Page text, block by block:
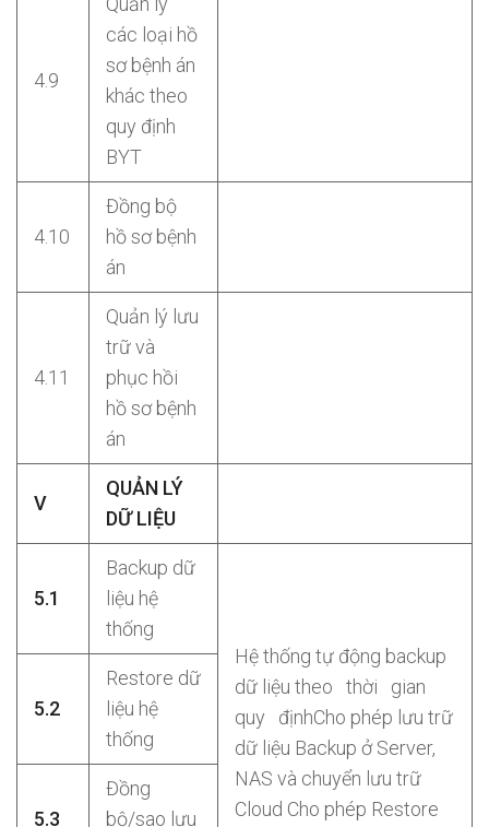
4.9
các loại hồ
sơ bệnh án
khác theo
quy định
BYT
4.10
Đồng bộ
hồ sơ bệnh
án
4.11
Quản lý lưu
trữ và
phục hồi
hồ sơ bệnh
án
V
QUẢN LÝ
DỮ LIỆU
5.1
Backup dữ
liệu hệ
thống
Hệ thống tự động backup
dữ liệu theo thời gian
quy địnhCho phép lưu trữ
dữ liệu Backup ở Server,
NAS và chuyển lưu trữ
Cloud Cho phép Restore
5.2
Restore dữ
liệu hệ
thống
5.3
Đồng
bộ/sao lưu